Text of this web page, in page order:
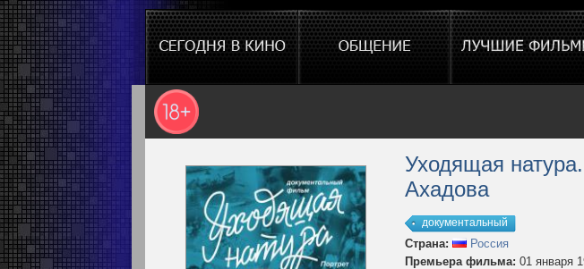
Уходящая
Ахадова
документальный
Страна:
Россия
Премьера фильма: 01 января